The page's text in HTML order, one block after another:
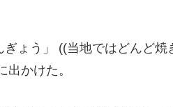
ぎょう」 ((当地ではどんど
出かけた。